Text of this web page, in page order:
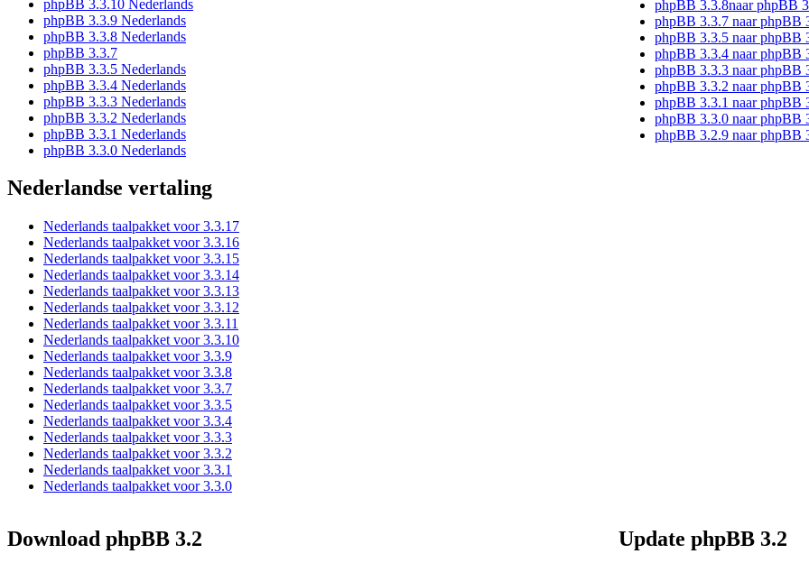
phpBB 3.3.10 Nederlands
phpBB 3.3.9 Nederlands
phpBB 3.3.8 Nederlands
phpBB 3.3.7
phpBB 3.3.5 Nederlands
phpBB 3.3.4 Nederlands
phpBB 3.3.3 Nederlands
phpBB 3.3.2 Nederlands
phpBB 3.3.1 Nederlands
phpBB 3.3.0 Nederlands
Nederlandse vertaling
Nederlands taalpakket voor 3.3.17
Nederlands taalpakket voor 3.3.16
Nederlands taalpakket voor 3.3.15
Nederlands taalpakket voor 3.3.14
Nederlands taalpakket voor 3.3.13
Nederlands taalpakket voor 3.3.12
Nederlands taalpakket voor 3.3.11
Nederlands taalpakket voor 3.3.10
Nederlands taalpakket voor 3.3.9
Nederlands taalpakket voor 3.3.8
Nederlands taalpakket voor 3.3.7
Nederlands taalpakket voor 3.3.5
Nederlands taalpakket voor 3.3.4
Nederlands taalpakket voor 3.3.3
Nederlands taalpakket voor 3.3.2
Nederlands taalpakket voor 3.3.1
Nederlands taalpakket voor 3.3.0
phpBB 3.3.8naar phpBB
phpBB 3.3.7 naar phpBB
phpBB 3.3.5 naar phpBB
phpBB 3.3.4 naar phpBB
phpBB 3.3.3 naar phpBB
phpBB 3.3.2 naar phpBB
phpBB 3.3.1 naar phpBB
phpBB 3.3.0 naar phpBB
phpBB 3.2.9 naar phpBB
Download phpBB 3.2 Update phpBB 3.2